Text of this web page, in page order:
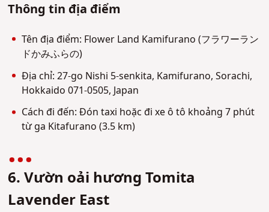
Thông tin địa điểm
Tên địa điểm: Flower Land Kamifurano (フラワーラン
ドかみふらの)
Địa chỉ: 27-go Nishi 5-senkita, Kamifurano, Sorachi,
Hokkaido 071-0505, Japan
Cách đi đến: Đón taxi hoặc đi xe ô tô khoảng 7 phút
từ ga Kitafurano (3.5 km)
6. Vườn oải hương Tomita
Lavender East